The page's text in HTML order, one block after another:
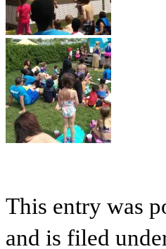
This entry was
and is filed